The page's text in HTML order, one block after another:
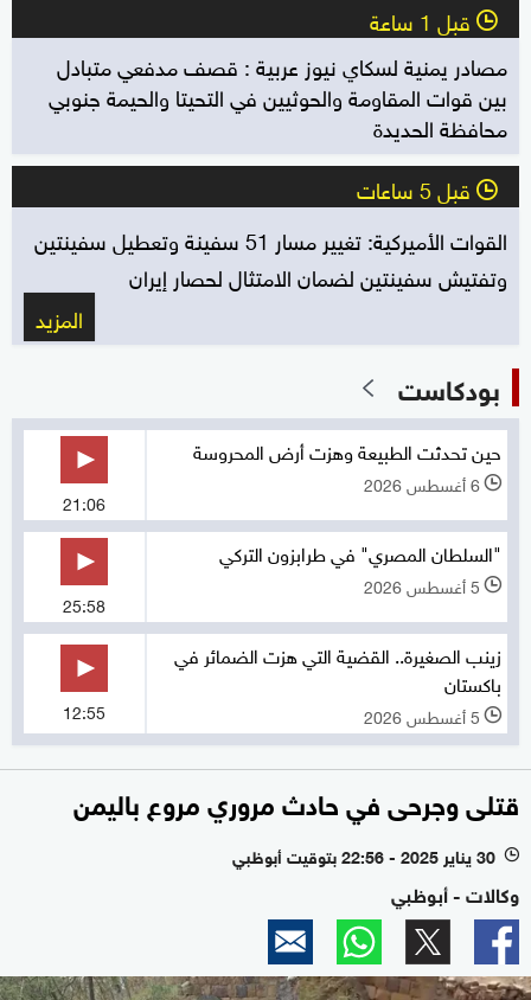
l قبل 1 ساعة
مصادر يمنية لسكاي نيوز عربية : قصف مدفعي متبادل
بين قوات المقاومة والحوثيين في التحيتا والحيمة جنوبي
محافظة الحديدة
l قبل 5 ساعات
القوات الأميركية: تغيير مسار 51 سفينة وتعطيل سفينتين
وتفتيش سفينتين لضمان الامتثال لحصار إيران
المزيد
بودكاست
حين تحدثت الطبيعة وهزت أرض المحروسة
l 6 أغسطس 2026
21:06
"السلطان المصري" في طرابزون التركي
l 5 أغسطس 2026
25:58
زينب الصغيرة.. القضية التي هزت الضمائر في
باكستان
l 5 أغسطس 2026 12:55
قتلى وجرحى في حادث مروري مروع باليمن
l 30 يناير 2025 - 22:56 بتوقيت أبوظبي
وكالات - أبوظبي